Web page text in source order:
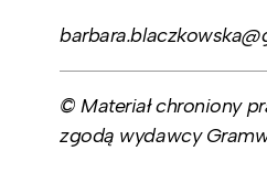
© Materiał chroniony
zgodą wydawcy